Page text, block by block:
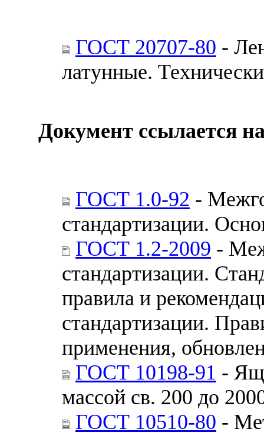
ГОСТ 20707-80 -
латунные.
Документ ссылается
ГОСТ 1.0-92 -
стандартизации.
ГОСТ 1.2-2009 -
стандартизации.
правила и
стандартизации.
применения,
ГОСТ 10198-91 -
массой св. 200 до
ГОСТ 10510-80 -